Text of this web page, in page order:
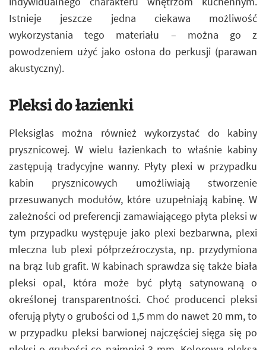
Istnieje jeszcze jedna ciekawa możliwość
wykorzystania tego materiału – można go z
powodzeniem użyć jako osłona do perkusji (parawan
akustyczny).
Pleksi do łazienki
Pleksiglas można również wykorzystać do kabiny
prysznicowej. W wielu łazienkach to właśnie kabiny
zastępują tradycyjne wanny. Płyty plexi w przypadku
kabin prysznicowych umożliwiają stworzenie
przesuwanych modułów, które uzupełniają kabinę. W
zależności od preferencji zamawiającego płyta pleksi w
tym przypadku występuje jako plexi bezbarwna, plexi
mleczna lub plexi półprzeźroczysta, np. przydymiona
na brąz lub grafit. W kabinach sprawdza się także biała
pleksi opal, która może być płytą satynowaną o
określonej transparentności. Choć producenci pleksi
oferują płyty o grubości od 1,5 mm do nawet 20 mm, to
w przypadku pleksi barwionej najczęściej sięga się po